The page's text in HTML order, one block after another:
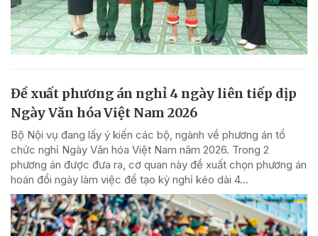
Đề xuất phương án nghỉ 4 ngày liên tiếp dịp
Ngày Văn hóa Việt Nam 2026
Bộ Nội vụ đang lấy ý kiến các bộ, ngành về phương án tổ
chức nghỉ Ngày Văn hóa Việt Nam năm 2026. Trong 2
phương án được đưa ra, cơ quan này đề xuất chọn phương án
hoán đổi ngày làm việc để tạo kỳ nghỉ kéo dài 4...